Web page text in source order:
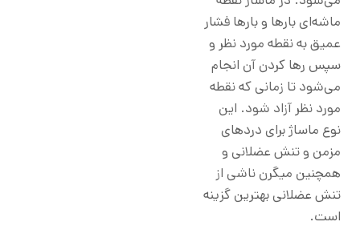
ماشه‌ای بارها و بارها فشار
عمیق به نقطه مورد نظر و
سپس رها کردن آن انجام
می‌شود تا زمانی که نقطه
مورد نظر آزاد شود. این
نوع ماساژ برای دردهای
مزمن و تنش عضلانی و
همچنین میگرن‌ ناشی از
تنش عضلانی بهترین گزینه
است.